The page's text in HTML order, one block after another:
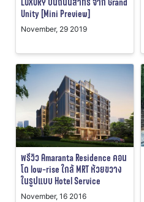
Unity [Mini Preview]
November, 29 2019
พรีวิว Amaranta Residence คอน
โด low-rise ใกล้ MRT ห้วยขวาง
ในรูปแบบ Hotel Service
November, 16 2016